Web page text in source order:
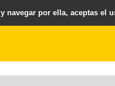
por ella, aceptas el